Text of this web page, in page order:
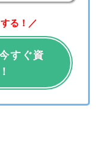
る！／
すぐ資